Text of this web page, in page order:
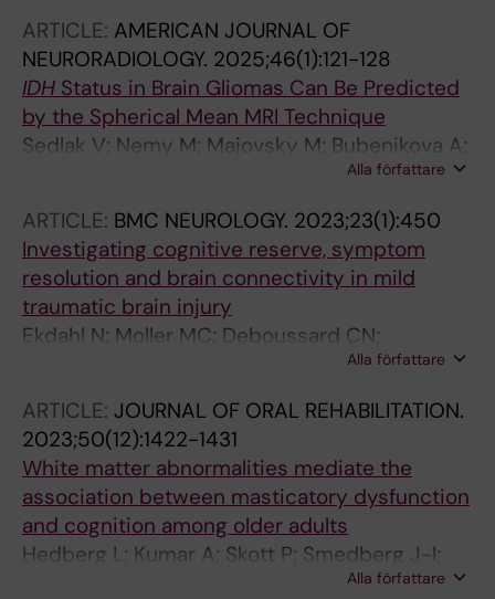
ARTICLE: AMERICAN JOURNAL OF
NEURORADIOLOGY. 2025;46(1):121-128
IDH Status in Brain Gliomas Can Be Predicted
by the Spherical Mean MRI Technique
Sedlak V; Nemy M; Majovsky M; Bubenikova A;
Nordin LE; Moravec T; Engelova J; Sila D;
Konecna D; Belsan T; Westman E; Netuka D
Alla författare
ARTICLE: BMC NEUROLOGY. 2023;23(1):450
Investigating cognitive reserve, symptom
resolution and brain connectivity in mild
traumatic brain injury
Ekdahl N; Moller MC; Deboussard CN;
Stalnacke B-M; Lannsjo M; Nordin LEAlla författare
ARTICLE: JOURNAL OF ORAL REHABILITATION.
2023;50(12):1422-1431
White matter abnormalities mediate the
association between masticatory dysfunction
and cognition among older adults
Hedberg L; Kumar A; Skott P; Smedberg J-I;
Seiger A; Sandborgh-Englund G; Nordin LE;
Alla författare